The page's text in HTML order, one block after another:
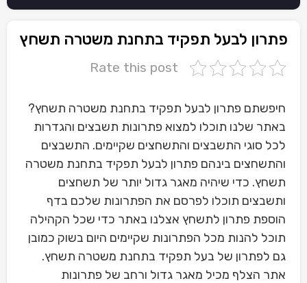
פתרון לבעל תפקיד בתחנת משטרה תשחץ
Rate this post
חיפשתם פתרון לבעל תפקיד בתחנת משטרה תשחץ?
באתר שלנו תוכלו למצוא פתרונות תשבצים והגדרות
לכל סוגי התשבצים והתשחצים שקיימים. התשבצים
והתשחצים בינהם פתרון לבעל תפקיד בתחנת משטרה
תשחץ. כדי שיהיה מאגר גדול יותר של תשחצים
ותשבצים תוכלו לפרסם את הפתרונות שלכם בדף
הוספת פתרון לתשחץ אצלנו באתר כדי שכל הקהילה
תוכל להנות מכל הפתרונות שקיימים היום בשוק כמובן
גם לפתרון של בעל תפקיד בתחנת משטרה תשחץ.
אתר הצלף מכיל מאגר גדול ורחב של פתרונות